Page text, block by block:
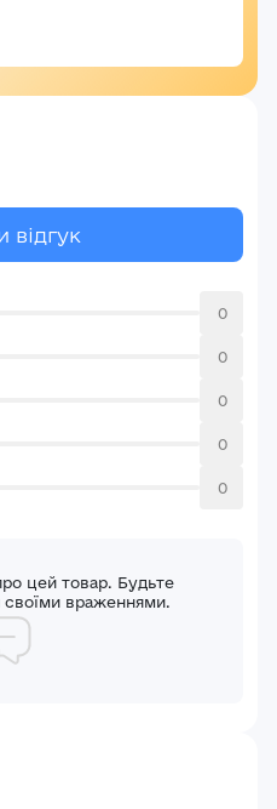
відгук
0
0
0
0
0
цей товар. Будьте
своїми враженнями.